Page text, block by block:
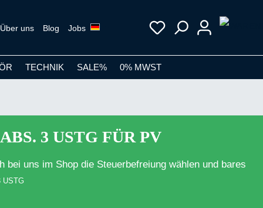
Über uns Blog Jobs
TECHNIK SALE% 0% MWST
3 USTG FÜR PV
uns im Shop die Steuerbefreiung wählen und bares
USTG